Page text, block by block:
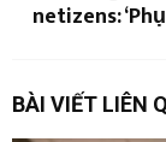
netizens:
BÀI VIẾT LIÊN